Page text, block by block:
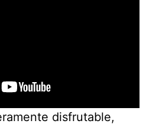
disfrutable,